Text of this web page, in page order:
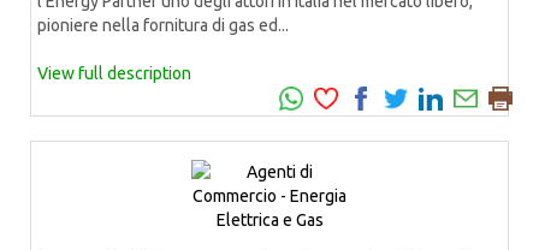
pioniere nella fornitura di gas ed...
View full description